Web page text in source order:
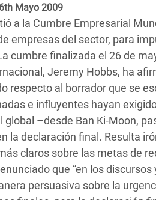
y Desastres
Extrema y
Sociales Básicos
and Rights in a
Rights, and Justice
el Sufrimiento Humano
tras los Alimentos
Acabemos con las violencias
y niñas
Mayo 2009
a la Cumbre Empresarial
empresas del sector, para
cumbre finalizada el 26 de
Jeremy Hobbs, ha
respecto al borrador que se
e influyentes hayan
global –desde Ban Ki-Moon,
la declaración final. Resulta
claros sobre las metas de
que “en los
persuasiva sobre la